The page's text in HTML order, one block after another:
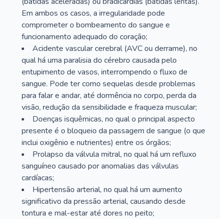
Em ambos os casos, a irregularidade pode
comprometer o bombeamento do sangue e
funcionamento adequado do coração;
Acidente vascular cerebral (AVC ou derrame), no
qual há uma paralisia do cérebro causada pelo
entupimento de vasos, interrompendo o fluxo de
sangue. Pode ter como sequelas desde problemas
para falar e andar, até dormência no corpo, perda da
visão, redução da sensibilidade e fraqueza muscular;
Doenças isquêmicas, no qual o principal aspecto
presente é o bloqueio da passagem de sangue (o que
inclui oxigênio e nutrientes) entre os órgãos;
Prolapso da válvula mitral, no qual há um refluxo
sanguíneo causado por anomalias das válvulas
cardíacas;
Hipertensão arterial, no qual há um aumento
significativo da pressão arterial, causando desde
tontura e mal-estar até dores no peito;